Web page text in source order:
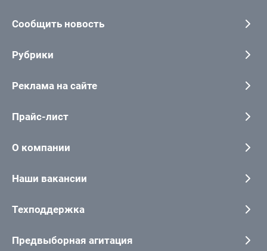
Сообщить новость
Рубрики
Реклама на сайте
Прайс-лист
О компании
Наши вакансии
Техподдержка
Предвыборная агитация